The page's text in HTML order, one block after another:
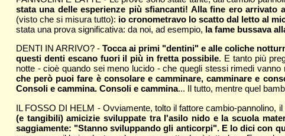
stata una delle esperienze più sfiancanti! Alla fine ero
(visto che si misura tutto): io cronometravo lo scatto dal letto al
stata una prova significativa: da noi, ad esempio, la fame bussava
DENTI IN ARRIVO? - Tocca ai primi "dentini" e alle coliche
questi denti escano fuori il più in fretta possibile. E tanto più
notte - cioè quando sei meno lucido - che quegli stessi rimedi
che però puoi fare è consolare e camminare, camminare e
Consoli e cammina. Consoli e cammina... Il tutto, mentre quel
IL FOSSO DI HELM - Ovviamente, tolto il fattore cambio-pannolino,
(e tangibili) amicizie sviluppate tra l'asilo nido e la scuola
saggiamente: "Stanno sviluppando gli anticorpi". E lo dici con